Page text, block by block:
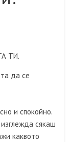
ТИ.
да се
и спокойно.
сякаш
каквото